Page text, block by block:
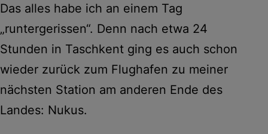
Das alles habe ich an einem Tag
„runtergerissen“. Denn nach etwa 24
Stunden in Taschkent ging es auch schon
wieder zurück zum Flughafen zu meiner
nächsten Station am anderen Ende des
Landes: Nukus.